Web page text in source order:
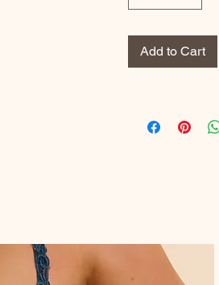
Add to Cart